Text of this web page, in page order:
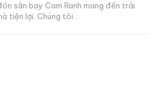
sân bay Cam Ranh mang đến trải
tiện lợi. Chúng tôi...